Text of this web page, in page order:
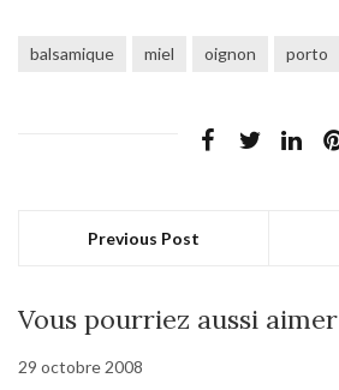
balsamique miel oignon porto
Previous Post
Vous pourriez aussi aimer
29 octobre 2008